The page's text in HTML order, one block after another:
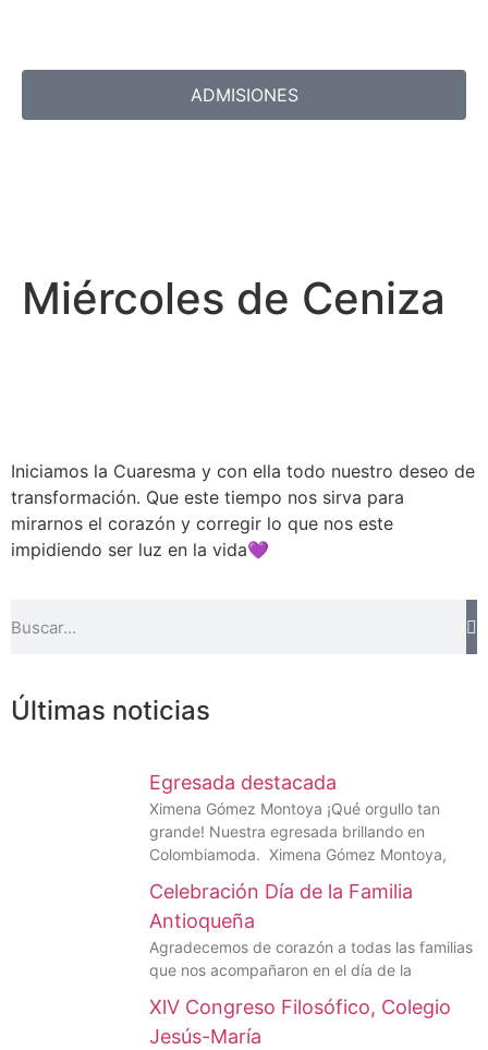
ADMISIONES
Miércoles de Ceniza
Iniciamos la Cuaresma y con ella todo nuestro deseo de
transformación. Que este tiempo nos sirva para
mirarnos el corazón y corregir lo que nos este
impidiendo ser luz en la vida💜
Últimas noticias
Egresada destacada
Ximena Gómez Montoya ¡Qué orgullo tan
grande! Nuestra egresada brillando en
Colombiamoda. Ximena Gómez Montoya,
Celebración Día de la Familia
Antioqueña
Agradecemos de corazón a todas las familias
que nos acompañaron en el día de la
XlV Congreso Filosófico, Colegio
Jesús-María